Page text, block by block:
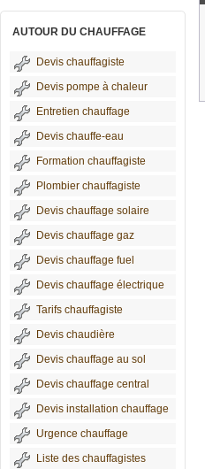
AUTOUR DU CHAUFFAGE
Devis chauffagiste
Devis pompe à chaleur
Entretien chauffage
Devis chauffe-eau
Formation chauffagiste
Plombier chauffagiste
Devis chauffage solaire
Devis chauffage gaz
Devis chauffage fuel
Devis chauffage électrique
Tarifs chauffagiste
Devis chaudière
Devis chauffage au sol
Devis chauffage central
Devis installation chauffage
Urgence chauffage
Liste des chauffagistes